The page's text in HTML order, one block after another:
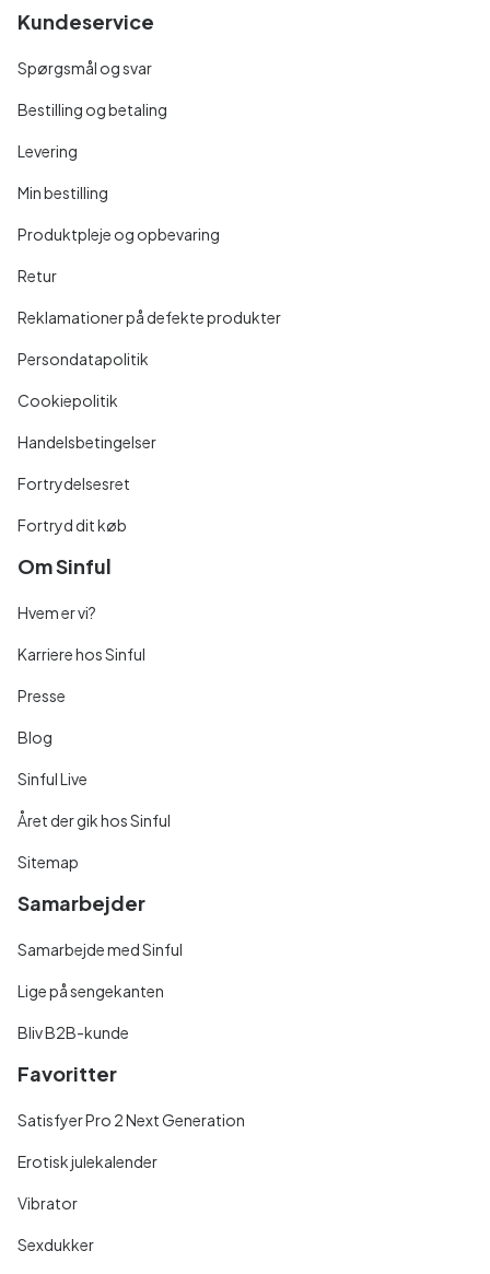
Kundeservice
Spørgsmål og svar
Bestilling og betaling
Levering
Min bestilling
Produktpleje og opbevaring
Retur
Reklamationer på defekte produkter
Persondatapolitik
Cookiepolitik
Handelsbetingelser
Fortrydelsesret
Fortryd dit køb
Om Sinful
Hvem er vi?
Karriere hos Sinful
Presse
Blog
Sinful Live
Året der gik hos Sinful
Sitemap
Samarbejder
Samarbejde med Sinful
Lige på sengekanten
Bliv B2B-kunde
Favoritter
Satisfyer Pro 2 Next Generation
Erotisk julekalender
Vibrator
Sexdukker